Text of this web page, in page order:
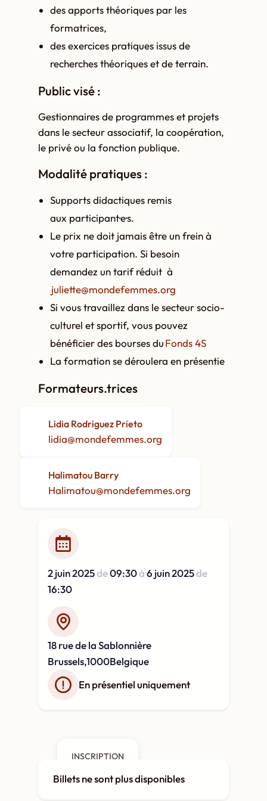
des apports théoriques par les
formatrices,
des exercices pratiques issus de
recherches théoriques et de terrain.
Public visé :
Gestionnaires de programmes et projets
dans le secteur associatif, la coopération,
le privé ou la fonction publique.
Modalité pratiques :
Supports didactiques remis
aux participant·e·s.
Le prix ne doit jamais être un frein à
votre participation. Si besoin
demandez un tarif réduit à
juliette@mondefemmes.org
Si vous travaillez dans le secteur socio-
culturel et sportif, vous pouvez
bénéficier des bourses duFonds 4S
La formation se déroulera en présentie
Formateurs.trices
Lidia Rodriguez Prieto
lidia@mondefemmes.org
Halimatou Barry
Halimatou@mondefemmes.org
2 juin 2025de09:30à6 juin 2025de
16:30
18 rue de la Sablonnière
Brussels,1000Belgique
En présentiel uniquement
INSCRIPTION
Billets ne sont plus disponibles